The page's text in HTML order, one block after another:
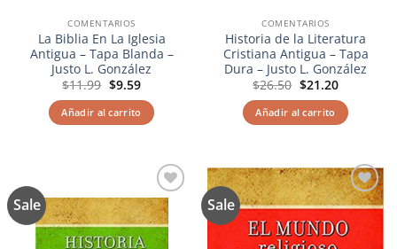
COMENTARIOS
La Biblia En La Iglesia
Antigua – Tapa Blanda –
Justo L. González
$11.99 El
original
era:
$11.99.
$9.59El
actual
es:
$9.59.
Añadir al carrito
COMENTARIOS
Historia de la Literatura
Cristiana Antigua – Tapa
Dura – Justo L. González
$26.50 El
original
era:
$26.50.
$21.20El
actual
es:
$21.20.
Añadir al carrito
Sale
Añadir
a la
lista de
deseos
Sale
Añadir
lista de
deseos